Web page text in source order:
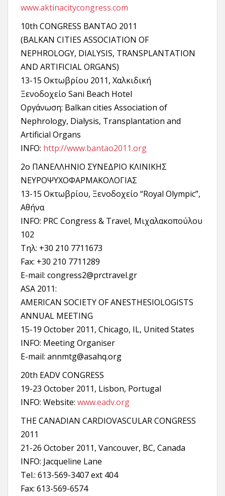
www.aktinacitycongress.com
10th CONGRESS BANTAO 2011
(BALKAN CITIES ASSOCIATION OF
NEPHROLOGY, DIALYSIS, TRANSPLANTATION
AND ARTIFICIAL ORGANS)
13-15 Οκτωβρίου 2011, Χαλκιδική
Ξενοδοχείο Sani Beach Hotel
Οργάνωση: Balkan cities Association of
Nephrology, Dialysis, Transplantation and
Artificial Organs
INFO: http://www.bantao2011.org
2ο ΠΑΝΕΛΛΗΝΙΟ ΣΥΝΕΔΡΙΟ ΚΛΙΝΙΚΗΣ
ΝΕΥΡΟΨΥΧΟΦΑΡΜΑΚΟΛΟΓΙΑΣ
13-15 Οκτωβρίου, Ξενοδοχείο “Royal Olympic”,
Αθήνα
INFO: PRC Congress & Travel, Μιχαλακοπούλου
102
Tηλ: +30 210 7711673
Fax: +30 210 7711289
E-mail: congress2@prctravel.gr
ASA 2011:
AMERICAN SOCIETY OF ANESTHESIOLOGISTS
ANNUAL MEETING
15-19 October 2011, Chicago, IL, United States
INFO: Meeting Organiser
E-mail: annmtg@asahq.org
20th EADV CONGRESS
19-23 October 2011, Lisbon, Portugal
INFO: Website: www.eadv.org
THE CANADIAN CARDIOVASCULAR CONGRESS
2011
21-26 October 2011, Vancouver, BC, Canada
INFO: Jacqueline Lane
Tel.: 613-569-3407 ext 404
Fax: 613-569-6574